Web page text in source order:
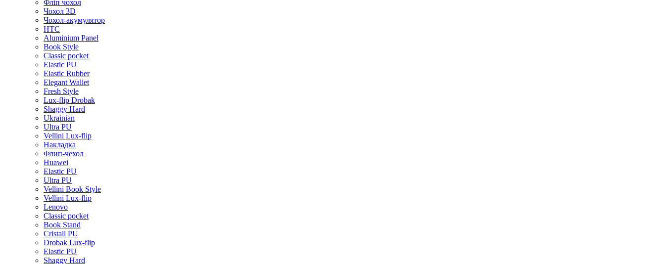
Фліп чохол
Чохол 3D
Чохол-акумулятор
HTC
Aluminium Panel
Book Style
Classic pocket
Elastic PU
Elastic Rubber
Elegant Wallet
Fresh Style
Lux-flip Drobak
Shaggy Hard
Ukrainian
Ultra PU
Vellini Lux-flip
Накладка
Флип-чехол
Huawei
Elastic PU
Ultra PU
Vellini Book Style
Vellini Lux-flip
Lenovo
Classic pocket
Book Stand
Cristall PU
Drobak Lux-flip
Elastic PU
Shaggy Hard